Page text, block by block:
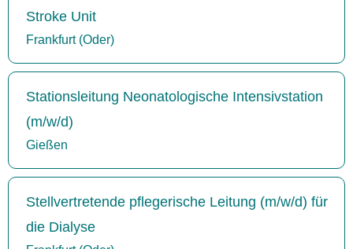
Stroke Unit
Frankfurt (Oder)
Stationsleitung Neonatologische Intensivstation
(m/w/d)
Gießen
Stellvertretende pflegerische Leitung (m/w/d) für
die Dialyse